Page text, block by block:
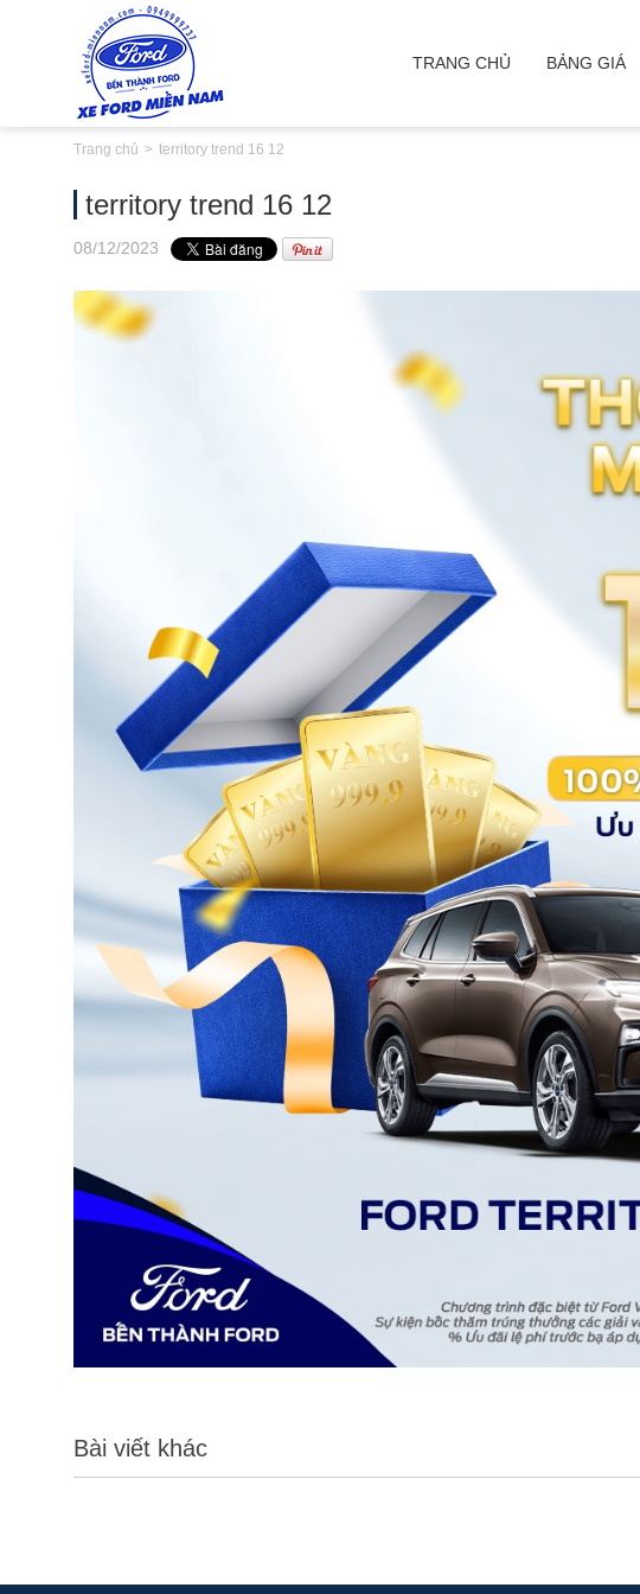
TRANG CHỦ BẢNG GIÁ
Trang chủ territory trend 16 12
territory trend 16 12
08/12/2023
Bài viết khác